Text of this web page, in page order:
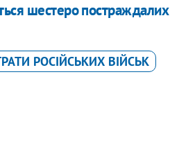
шестеро постраждалих
РОСІЙСЬКИХ ВІЙСЬК